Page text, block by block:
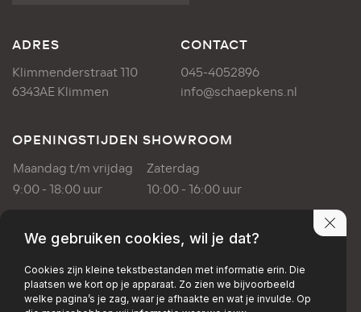
ADRES
Klimmenderstraat 110
6343AE Klimmen
CONTACT
045-4052896
info@schaepkens.nl
OPENINGSTIJDEN SHOWROOM
Maandag t/m vrijdag
Zaterdag
9:00 - 18:00 uur
10:00 - 16:00 uur
OPENINGSTIJDEN WERKPLAATS
Maandag t/m vrijdag
8:00 - 17:00 uur
We gebruiken cookies, wil je dat?
Cookies zijn kleine tekstbestanden met informatie erin. Die
plaatsen we kort op je apparaat. Zo zien we bijvoorbeeld
welke pagina’s je zag, waar je afhaakte en wat je invulde. Op